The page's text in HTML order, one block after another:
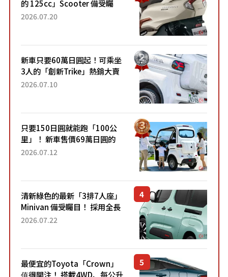
的 125cc」Scooter 備受矚
目！採用全新流線設計與各項
2026.07.20
新車只要60萬日圓起！可乘坐
3人的「創新Trike」熱銷大賣
成為人氣車款！「養車成本真
2026.07.10
只要150日圓就能跑「100公
里」！ 新車售價69萬日圓的
「3人座」Trike大受歡迎！ 順
2026.07.12
清新綠色的最新「3排7人座」
Minivan 備受矚目！ 採用全長
4.7公尺剛剛好的車身尺寸與
2026.07.22
最便宜的Toyota「Crown」
值得關注！ 搭載4WD、每公升